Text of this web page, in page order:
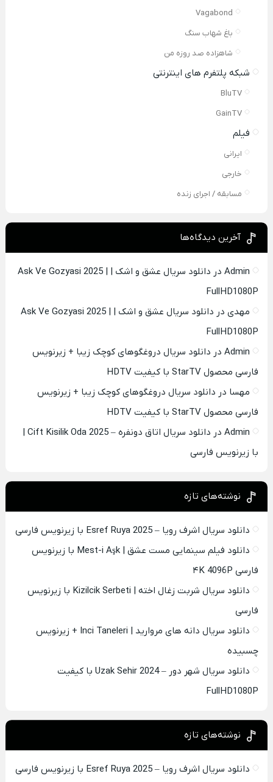
Vagabond
باغ شهاب سنگ
شاهزاده صد روزه من
شبکه پلتفرم های اینترنتی
BluTV
GainTV
فیلم
ایرانی
خارجی
مسابقه / اجرای زنده
آخرین دیدگاه‌ها
Adminدر
دانلود سریال عشق و اشک | Ask Ve Gozyasi 2025 |
FullHD1080P
مهدیدر
دانلود سریال عشق و اشک | Ask Ve Gozyasi 2025 |
FullHD1080P
Adminدر دانلود سریال دروغگوهای کوچک زیبا + زیرنویس
فارسی محصول StarTV با کیفیت HDTV
مهسا در دانلود سریال دروغگوهای کوچک زیبا + زیرنویس
فارسی محصول StarTV با کیفیت HDTV
Adminدر
دانلود سریال اتاق دونفره – Cift Kisilik Oda 2025 |
با زیرنویس فارسی
نوشته‌های تازه
دانلود سریال اشرف رویا – Esref Ruya 2025 با زیرنویس فارسی
دانلود فیلم سینمایی مست عشق | Mest-i Aşk با زیرنویس
فارسی ۴K 4096P
دانلود سریال شربت زغال اخته | Kizilcik Serbeti با زیرنویس
فارسی
دانلود سریال دانه های مروارید | Inci Taneleri + زیرنویس
چسبیده
دانلود سریال شهر دور – Uzak Sehir 2024 با کیفیت
FullHD1080P
نوشته‌های تازه
دانلود سریال اشرف رویا – Esref Ruya 2025 با زیرنویس فارسی